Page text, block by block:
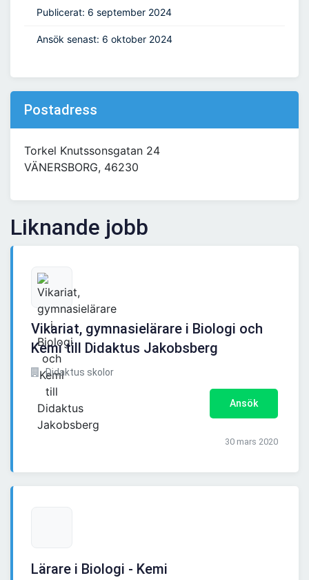
Publicerat: 6 september 2024
Ansök senast: 6 oktober 2024
Postadress
Torkel Knutssonsgatan 24
VÄNERSBORG, 46230
Liknande jobb
Vikariat, gymnasielärare i Biologi och
Kemi till Didaktus Jakobsberg
Didaktus skolor
Ansök
30 mars 2020
Lärare i Biologi - Kemi